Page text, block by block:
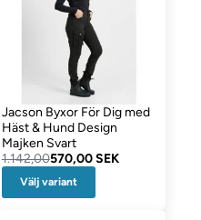
Jacson Byxor För Dig med
Häst & Hund Design
Majken Svart
1.142,00570,00 SEK
Välj variant